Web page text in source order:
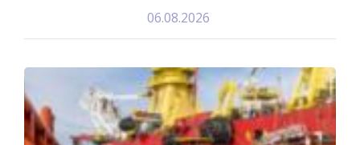
06.08.2026